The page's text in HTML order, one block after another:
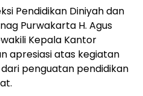
Pendidikan Diniyah dan
Purwakarta H. Agus
Kepala Kantor
apresiasi atas kegiatan
penguatan pendidikan